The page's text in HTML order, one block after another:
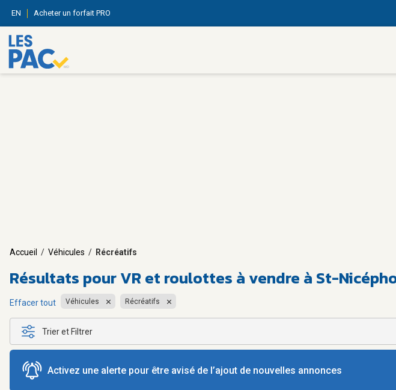
EN Acheter un forfait PRO
Accueil / Véhicules / Récréatifs
Résultats pourVR et roulottes à vendre à St-
Effacer tout Véhicules Récréatifs
Trier et Filtrer
Activez une alerte pour être avisé de l’ajout de nouvelles annonces